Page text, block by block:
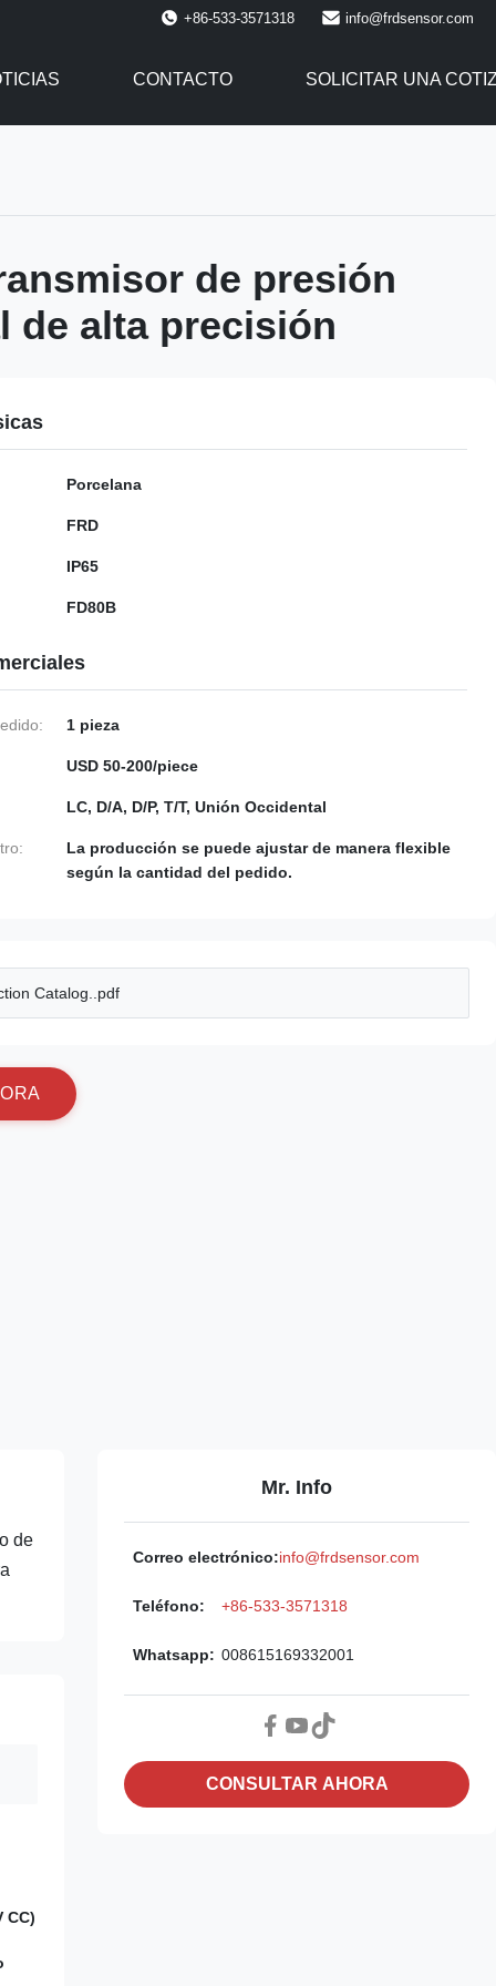
+86-533-3571318 info@frdsensor.com
CONTACTO SOLICITAR UNA
de presión
de alta precisión
Porcelana
FRD
IP65
FD80B
1 pieza
USD 50-200/piece
LC, D/A, D/P, T/T, Unión Occidental
La producción se puede ajustar de manera flexible
según la cantidad del pedido.
Catalog..pdf
ORA
de
CC)
Mr. Info
Correo electrónico:info@frdsensor.com
Teléfono: +86-533-3571318
Whatsapp: 008615169332001
CONSULTAR AHORA